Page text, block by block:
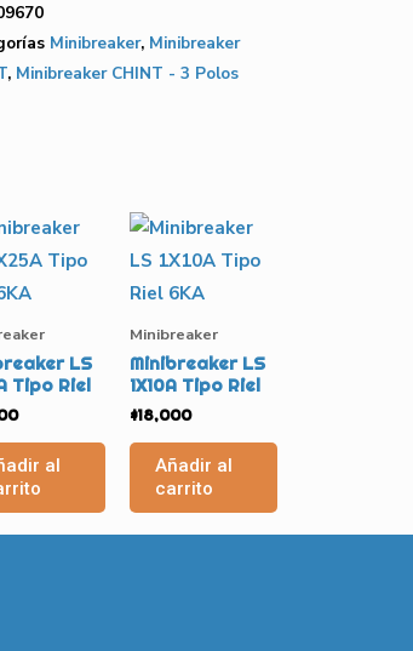
Minibreaker, Minibreaker
, Minibreaker CHINT - 3 Polos
LS
Tipo Riel
al
Minibreaker
Minibreaker LS
1X10A Tipo Riel
$18,000
Añadir al
carrito